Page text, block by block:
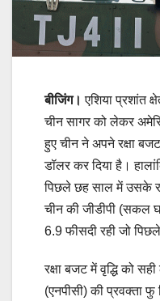
बीजिंग।एशिया प्रशांत
चीन सागर को लेकर
हुए चीन ने अपने रक्षा
डॉलर कर दिया है।
पिछले छह साल में उसके
चीन की जीडीपी (सकल
6.9 फीसदी रही जो
रक्षा बजट में वृद्धि को
(एनपीसी) की प्रवक्ता फु